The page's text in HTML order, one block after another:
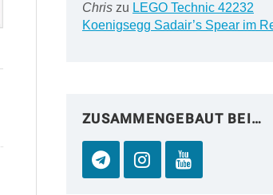
Chriszu LEGO Technic 42232
Koenigsegg Sadair’s Spear im
ZUSAMMENGEBAUT BEI…